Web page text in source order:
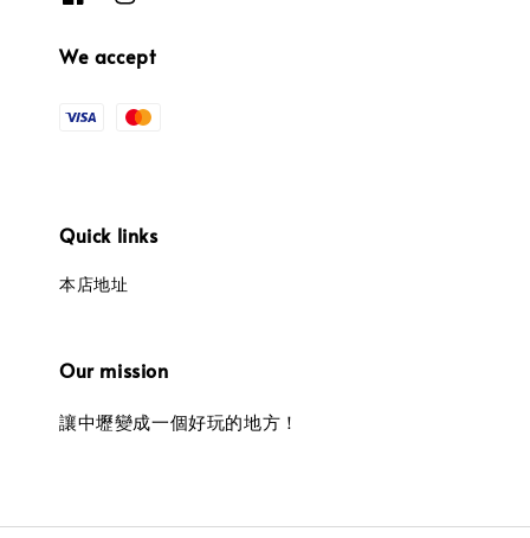
We accept
Quick links
本店地址
Our mission
讓中壢變成一個好玩的地方！